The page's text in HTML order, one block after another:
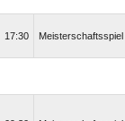
17:30 Meisterschaftsspiel